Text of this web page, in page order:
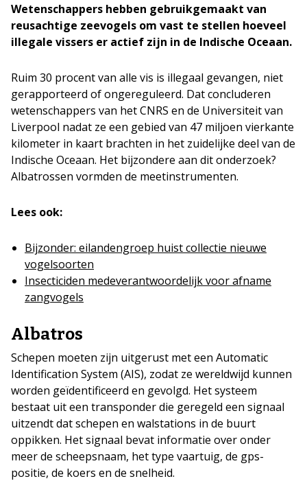
Wetenschappers hebben gebruikgemaakt van
reusachtige zeevogels om vast te stellen hoeveel
illegale vissers er actief zijn in de Indische Oceaan.
Ruim 30 procent van alle vis is illegaal gevangen, niet
gerapporteerd of ongereguleerd. Dat concluderen
wetenschappers van het CNRS en de Universiteit van
Liverpool nadat ze een gebied van 47 miljoen vierkante
kilometer in kaart brachten in het zuidelijke deel van de
Indische Oceaan. Het bijzondere aan dit onderzoek?
Albatrossen vormden de meetinstrumenten.
Lees ook:
Bijzonder: eilandengroep huist collectie nieuwe
vogelsoorten
Insecticiden medeverantwoordelijk voor afname
zangvogels
Albatros
Schepen moeten zijn uitgerust met een Automatic
Identification System (AIS), zodat ze wereldwijd kunnen
worden geïdentificeerd en gevolgd. Het systeem
bestaat uit een transponder die geregeld een signaal
uitzendt dat schepen en walstations in de buurt
oppikken. Het signaal bevat informatie over onder
meer de scheepsnaam, het type vaartuig, de gps-
positie, de koers en de snelheid.